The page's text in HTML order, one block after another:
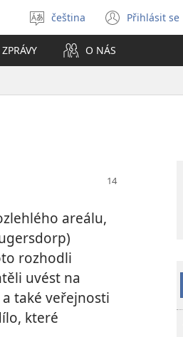
Vybrat
jazyk
čeština Přihlásit se
(otevřeno
nové
ZPRÁVY O NÁS
areálu,
rozhodli
uvést na
také veřejnosti
které